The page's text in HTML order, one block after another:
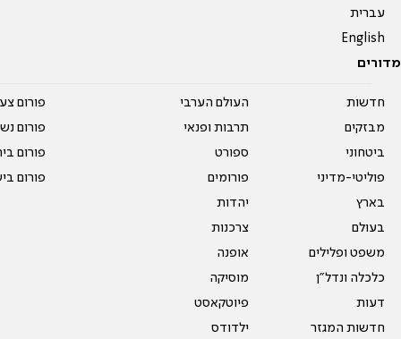
עברית
English
מדורים
חדשות
מבזקים
ביטחוני
פוליטי-מדיני
בארץ
בעולם
משפט ופלילים
כלכלה ונדל"ן
דעות
חדשות המגזר
העולם הערבי
תרבות ופנאי
ספורט
פורומים
יהדות
צרכנות
אופנה
מוסיקה
פיוטקאסט
ילדודס
פורום
פורום
פורום
פורום